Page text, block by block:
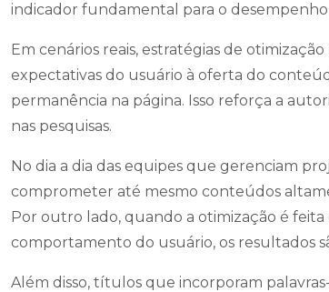
indicador fundamental para o desempenho
Em cenários reais, estratégias de
expectativas do usuário à oferta do
permanência na página. Isso reforça a
nas pesquisas.
No dia a dia das equipes que gerenciam
comprometer até mesmo conteúdos
Por outro lado, quando a otimização é
comportamento do usuário, os resultados
Além disso, títulos que incorporam